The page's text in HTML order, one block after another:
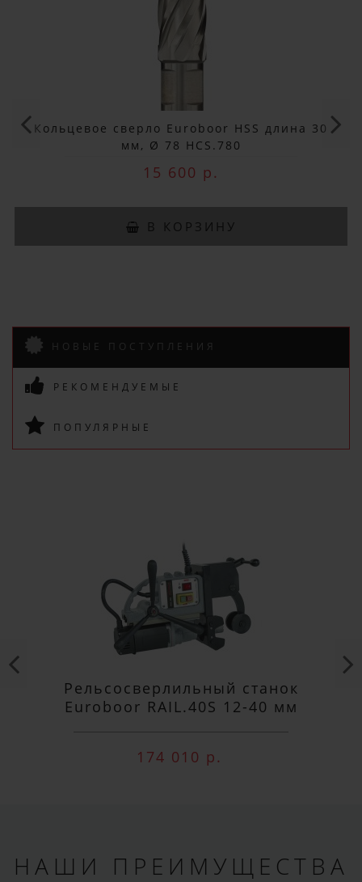
ДОБРО ПОЖАЛОВАТЬ!
Специальные предложения!
Заказ вы можете оплатить любым
и беспроцентную рассрочку!
ПОДПИСАТЬСЯ
Кольцевое сверло Euroboor HSS длина 30
мм, Ø 78 HCS.780
15 600 р.
В КОРЗИНУ
НОВЫЕ ПОСТУПЛЕНИЯ
РЕКОМЕНДУЕМЫЕ
ПОПУЛЯРНЫЕ
Рельсосверлильный станок
Euroboor RAIL.40S 12-40 мм
174 010 р.
НАШИ ПРЕИМУЩЕСТВА